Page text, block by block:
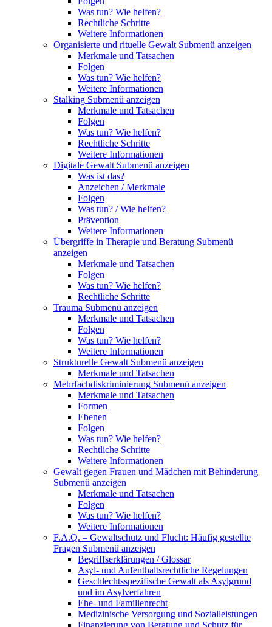
Was tun? Wie helfen?
Rechtliche Schritte
Weitere Informationen
Organisierte und rituelle Gewalt Submenü anzeigen
Merkmale und Tatsachen
Folgen
Was tun? Wie helfen?
Weitere Informationen
Stalking Submenü anzeigen
Merkmale und Tatsachen
Folgen
Was tun? Wie helfen?
Rechtliche Schritte
Weitere Informationen
Digitale Gewalt Submenü anzeigen
Was ist das?
Anzeichen / Merkmale
Folgen
Was tun? / Wie helfen?
Prävention
Weitere Informationen
Übergriffe in Therapie und Beratung Submenü
anzeigen
Merkmale und Tatsachen
Folgen
Was tun? Wie helfen?
Rechtliche Schritte
Trauma Submenü anzeigen
Merkmale und Tatsachen
Folgen
Was tun? Wie helfen?
Weitere Informationen
Strukturelle Gewalt Submenü anzeigen
Merkmale und Tatsachen
Mehrfachdiskriminierung Submenü anzeigen
Merkmale und Tatsachen
Formen
Ebenen
Folgen
Was tun? Wie helfen?
Rechtliche Schritte
Weitere Informationen
Gewalt gegen Frauen und Mädchen mit Behinderung
Submenü anzeigen
Merkmale und Tatsachen
Folgen
Was tun? Wie helfen?
Weitere Informationen
F.A.Q. – Gewaltschutz und Flucht: Häufig gestellte
Fragen Submenü anzeigen
Begriffserklärungen / Glossar
Asyl- und Aufenthaltsrechtliche Regelungen
Geschlechtsspezifische Gewalt als Asylgrund
und im Asylverfahren
Ehe- und Familienrecht
Medizinische Versorgung und Sozialleistungen
Finanzierung von Beratung und Schutz für